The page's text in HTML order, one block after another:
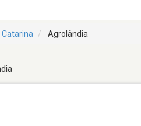
Agrolândia